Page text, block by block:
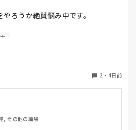
ろうか絶賛悩み中です。
ちも楽しんで大成功だった！」「観
2 ・ 4日前
, その他の職場